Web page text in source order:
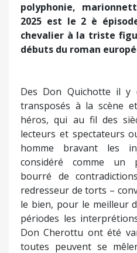
considéré comme un
bourré de
redresseur de torts –
le bien, pour le meilleur
toutes peuvent se
pour autoriser un
alors les
d’appréciations du
s’additionner, se
Dans le second épisode
est mis sur l’amalgame
ainsi qu’il en avait été
2024, mais en ce
affronter l’imaginaire
aux marionnettes dont il